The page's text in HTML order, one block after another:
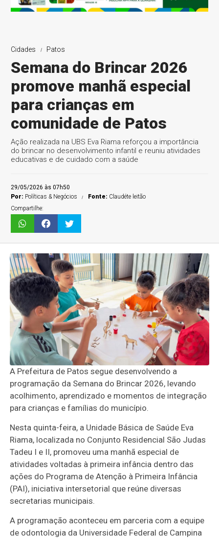
Cidades Patos
Semana do Brincar 2026
promove manhã especial
para crianças em
comunidade de Patos
Ação realizada na UBS Eva Riama reforçou a importância
do brincar no desenvolvimento infantil e reuniu atividades
educativas e de cuidado com a saúde
29/05/2026 às 07h50
Por: Políticas & Negócios Fonte: Claudéte leitão
Compartilhe:
A Prefeitura de Patos segue desenvolvendo a
programação da Semana do Brincar 2026, levando
acolhimento, aprendizado e momentos de integração
para crianças e famílias do município.
Nesta quinta-feira, a Unidade Básica de Saúde Eva
Riama, localizada no Conjunto Residencial São Judas
Tadeu I e II, promoveu uma manhã especial de
atividades voltadas à primeira infância dentro das
ações do Programa de Atenção à Primeira Infância
(PAI), iniciativa intersetorial que reúne diversas
secretarias municipais.
A programação aconteceu em parceria com a equipe
de odontologia da Universidade Federal de Campina